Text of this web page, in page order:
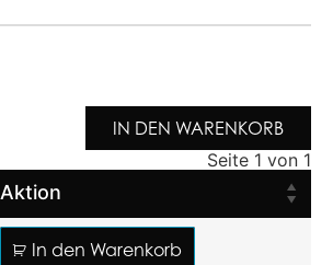
IN DEN WARENKORB
Seite 1 von 1
Aktion
In den Warenkorb